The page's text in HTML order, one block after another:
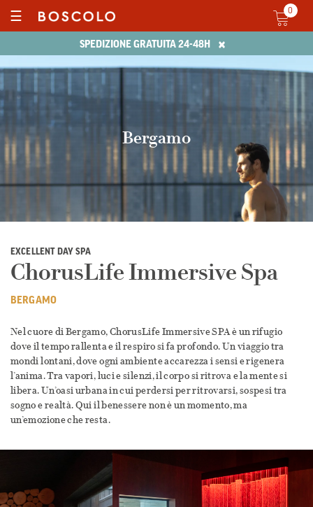
SPEDIZIONE GRATUITA 24-48H ×
☰ 0
Bergamo
EXCELLENT DAY SPA
ChorusLife Immersive Spa
BERGAMO
Nel cuore di Bergamo, ChorusLife Immersive SPA è un rifugio
dove il tempo rallenta e il respiro si fa profondo. Un viaggio tra
mondi lontani, dove ogni ambiente accarezza i sensi e rigenera
l’anima. Tra vapori, luci e silenzi, il corpo si ritrova e la mente si
libera. Un’oasi urbana in cui perdersi per ritrovarsi, sospesi tra
sogno e realtà. Qui il benessere non è un momento, ma
un’emozione che resta.